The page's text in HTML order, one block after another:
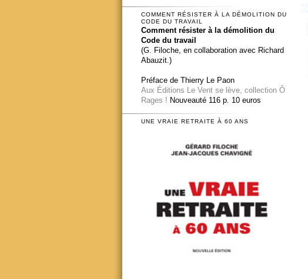
COMMENT RÉSISTER À LA DÉMOLITION DU
CODE DU TRAVAIL
Comment résister à la démolition du
Code du travail
(G. Filoche, en collaboration avec Richard
Abauzit.)
Préface de Thierry Le Paon
Aux Éditions Le Vent se lève, collection Ô
Rages ! Nouveauté 116 p. 10 euros
UNE VRAIE RETRAITE À 60 ANS